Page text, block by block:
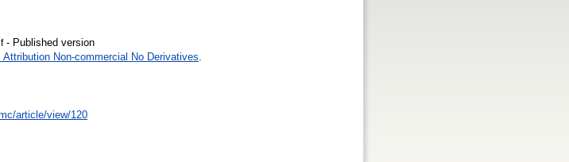
- Published version
Non-commercial No Derivatives
article/view/120